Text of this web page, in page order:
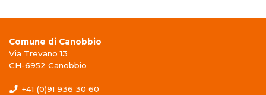
Comune di Canobbio
Via Trevano 13
CH-6952 Canobbio
+41 (0)91 936 30 60